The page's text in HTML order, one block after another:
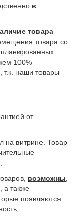
в
товара
товара со
100%
т.к. наши товары
от
на витрине. Товар
возможны
а также
появляются